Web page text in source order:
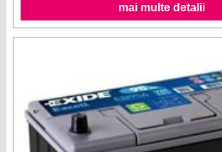
mai multe detalii